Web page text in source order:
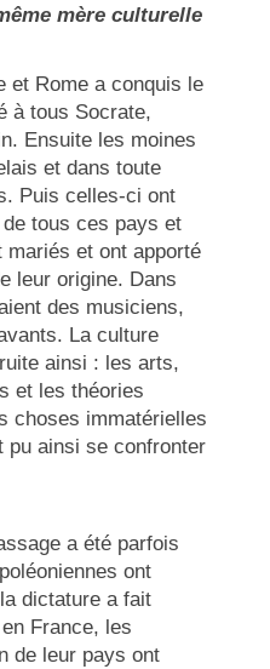
mère culturelle
et Rome a conquis le
à tous Socrate,
Ensuite les moines
et dans toute
Puis celles-ci ont
tous ces pays et
et ont apporté
leur origine. Dans
des musiciens,
La culture
ainsi : les arts,
et les théories
choses immatérielles
pu ainsi se confronter
a été parfois
ont
dictature a fait
France, les
de leur pays ont